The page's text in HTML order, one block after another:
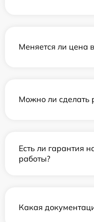
Меняется ли цена
Можно ли сделать
Есть ли гарантия
работы?
Какая